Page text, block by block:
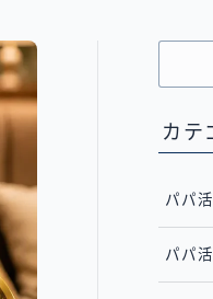
カテ
パパ
パパ